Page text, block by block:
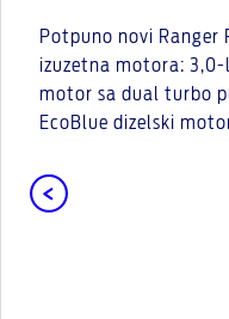
Potpuno novi Ranger
izuzetna motora:
motor sa dual turbo
EcoBlue dizelski